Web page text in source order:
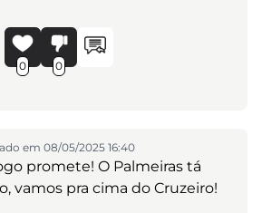
0 0
em 08/05/2025 16:40
promete! O Palmeiras tá
vamos pra cima do Cruzeiro!